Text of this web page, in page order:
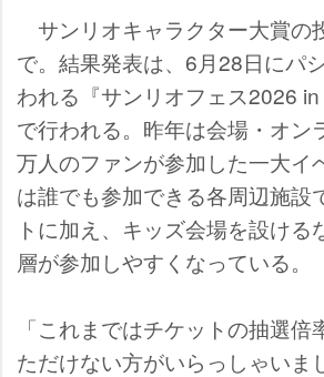
サンリオキャラクター大賞の
で。結果発表は、6月28日にパ
われる『サンリオフェス2026 in
で行われる。昨年は会場・オン
万人のファンが参加した一大イ
は誰でも参加できる各周辺施設
トに加え、キッズ会場を設ける
層が参加しやすくなっている。
「これまではチケットの抽選
ただけない方がいらっしゃいま